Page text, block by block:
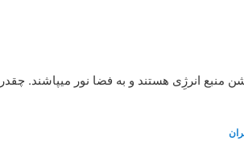
منبع انرژِی هستند و به فضا نور میپاشند.